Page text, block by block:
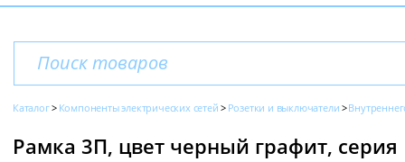
Каталог Компоненты электрических сетей Розетки и выключатели
Рамка 3П, цвет черный графит, серия